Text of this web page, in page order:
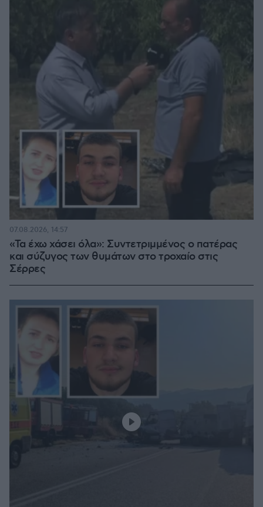
«Τα έχω χάσει όλα»: Συντετριμμένος ο πατέρας
και σύζυγος των θυμάτων στο τροχαίο στις
Σέρρες
07.08.2026, 14:57